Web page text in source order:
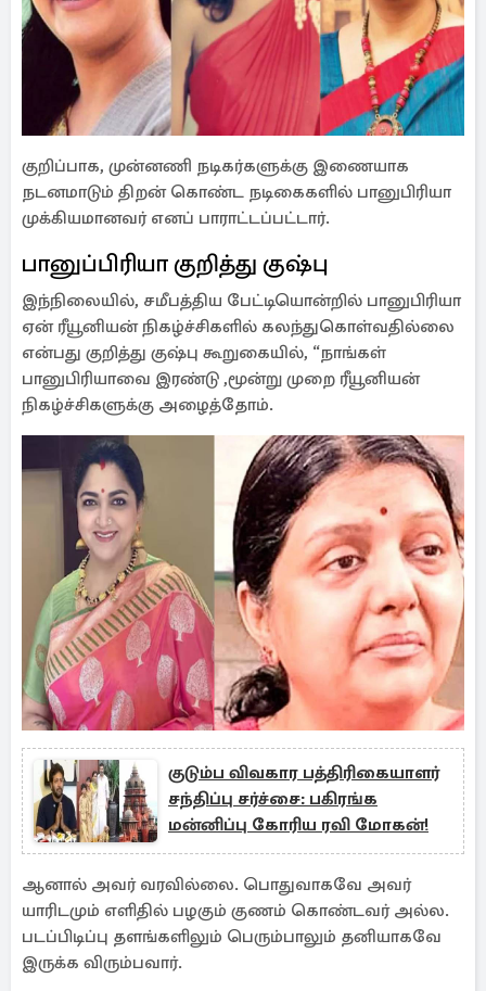
குறிப்பாக, முன்னணி நடிகர்களுக்கு இணையாக
நடனமாடும் திறன் கொண்ட நடிகைகளில் பானுபிரியா
முக்கியமானவர் எனப் பாராட்டப்பட்டார்.
பானுப்பிரியா குறித்து குஷ்பு
இந்நிலையில், சமீபத்திய பேட்டியொன்றில் பானுபிரியா
ஏன் ரீயூனியன் நிகழ்ச்சிகளில் கலந்துகொள்வதில்லை
என்பது குறித்து குஷ்பு கூறுகையில், “நாங்கள்
பானுபிரியாவை இரண்டு ,மூன்று முறை ரீயூனியன்
நிகழ்ச்சிகளுக்கு அழைத்தோம்.
குடும்ப விவகார பத்திரிகையாளர்
சந்திப்பு சர்ச்சை: பகிரங்க
மன்னிப்பு கோரிய ரவி மோகன்!
ஆனால் அவர் வரவில்லை. பொதுவாகவே அவர்
யாரிடமும் எளிதில் பழகும் குணம் கொண்டவர் அல்ல.
படப்பிடிப்பு தளங்களிலும் பெரும்பாலும் தனியாகவே
இருக்க விரும்பவார்.